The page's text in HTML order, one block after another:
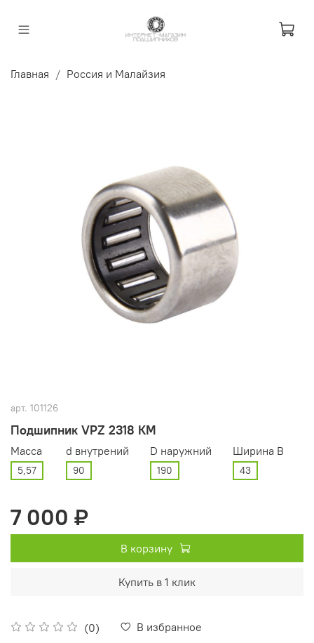
Главная Россия и Малайзия
арт. 101126
Подшипник VPZ 2318 КМ
(0) В избранное
Масса
5,57
d внутрений
90
D наружний
190
Ширина В
43
7 000 ₽
В корзину
Купить в 1 клик